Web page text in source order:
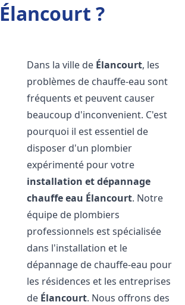
Élancourt ?
Dans la ville de Élancourt, les
problèmes de chauffe-eau sont
fréquents et peuvent causer
beaucoup d'inconvenient. C'est
pourquoi il est essentiel de
disposer d'un plombier
expérimenté pour votre
installation et dépannage
chauffe eau Élancourt. Notre
équipe de plombiers
professionnels est spécialisée
dans l'installation et le
dépannage de chauffe-eau pour
les résidences et les entreprises
de Élancourt. Nous offrons des